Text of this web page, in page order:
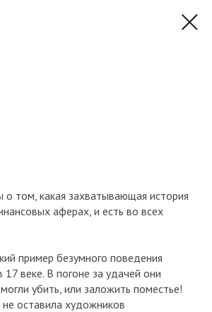
том, какая захватывающая история
аферах, и есть во всех
пример безумного поведения
веке. В погоне за удачей они
убить, или заложить поместье!
оставила художников